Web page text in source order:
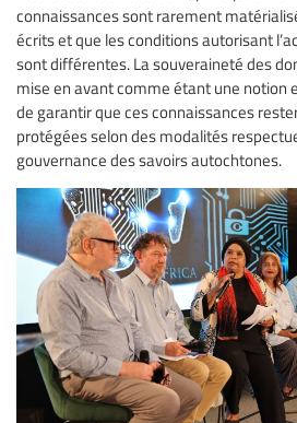
connaissances sont rarement
écrits et que les conditions autorisant
sont différentes. La souveraineté des
mise en avant comme étant une notion
de garantir que ces connaissances
protégées selon des modalités
gouvernance des savoirs autochtones.